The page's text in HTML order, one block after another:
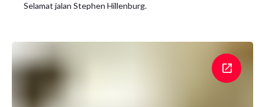
Selamat jalan Stephen Hillenburg.